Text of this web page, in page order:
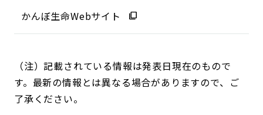
かんぼ生命Webサイト
（注）記載されている情報は発表日現在のもので
す。最新の情報とは異なる場合がありますので、ご
了承ください。